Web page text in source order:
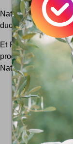
Nataly Dawn et
duo de musiciens au
Et Pomplamoose
produisent sur le
Nataly Dawn et